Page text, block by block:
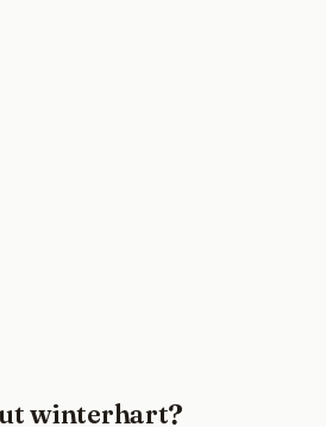
winterhart?